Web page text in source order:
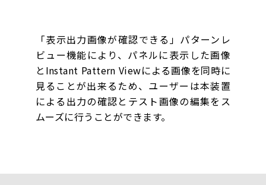
「表示出力画像が確認できる」パターンレ
ビュー機能により、パネルに表示した画像
とInstant Pattern Viewによる画像を同時に
見ることが出来るため、ユーザーは本装置
による出力の確認とテスト画像の編集をス
ムーズに行うことができます。